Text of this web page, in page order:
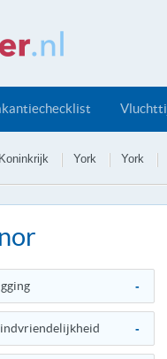
York York
-
-